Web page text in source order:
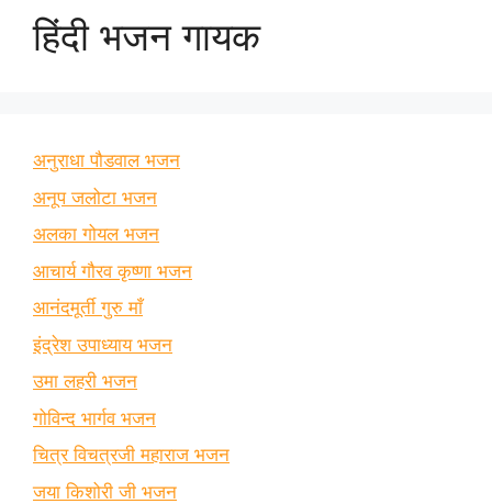
हिंदी भजन गायक
अनुराधा पौडवाल भजन
अनूप जलोटा भजन
अलका गोयल भजन
आचार्य गौरव कृष्णा भजन
आनंदमूर्ती गुरु माँ
इंद्रेश उपाध्याय भजन
उमा लहरी भजन
गोविन्द भार्गव भजन
चित्र विचत्रजी महाराज भजन
जया किशोरी जी भजन